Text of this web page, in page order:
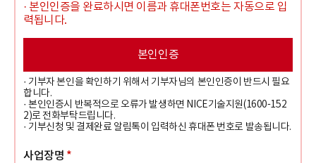
· 본인인증을 완료하시면 이름과 휴대폰번호는 자동으로 입
력됩니다.
본인인증
· 기부자 본인을 확인하기 위해서 기부자님의 본인인증이 반드시 필요
합니다.
· 본인인증시 반복적으로 오류가 발생하면 NICE기술지원(1600-152
2)로 전화부탁드립니다.
· 기부신청 및 결제완료 알림톡이 입력하신 휴대폰 번호로 발송됩니다.
사업장명 *